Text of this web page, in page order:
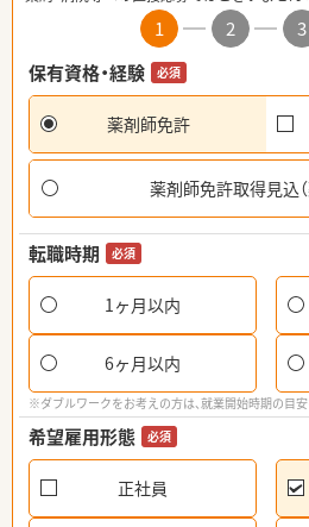
1 2 3
保有資格・経験
必須
薬剤師免許
薬剤師免許取得見込（
転職時期 必須
1ヶ月以内
6ヶ月以内
※ダブルワークをお考えの方は、就業開始時期の目
希望雇用形態 必須
正社員